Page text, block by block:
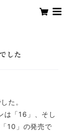
した
た。
は「16」、そし
10」の発売で